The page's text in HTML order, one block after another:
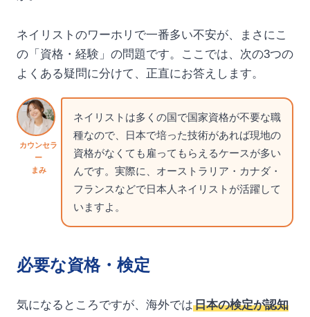
ネイリストのワーホリで一番多い不安が、まさにこ
の「資格・経験」の問題です。ここでは、次の3つの
よくある疑問に分けて、正直にお答えします。
カウンセラ
ー
まみ
ネイリストは多くの国で国家資格が不要な職
種なので、日本で培った技術があれば現地の
資格がなくても雇ってもらえるケースが多い
んです。実際に、オーストラリア・カナダ・
フランスなどで日本人ネイリストが活躍して
いますよ。
必要な資格・検定
気になるところですが、海外では日本の検定が認知